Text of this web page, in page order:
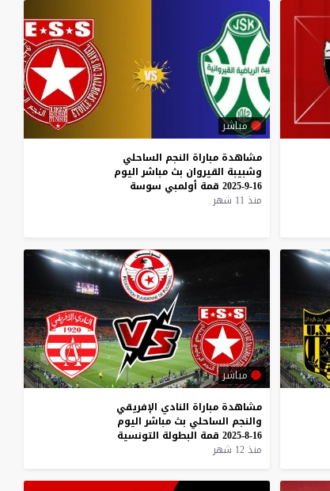
مباشر
مشاهدة مباراة النجم الساحلي
وشبيبة القيروان بث مباشر اليوم
16-9-2025
قمة أولمبي سوسة
منذ 11 شهر
مباشر
مشاهدة مباراة النادي الإفريقي
والنجم الساحلي بث مباشر اليوم
16-8-2025
قمة البطولة التونسية
منذ 12 شهر